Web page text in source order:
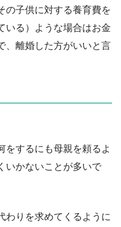
の子供に対する養育費を
いる）ような場合はお金
、離婚した方がいいと言
をするにも母親を頼るよ
いかないことが多いで
わりを求めてくるように